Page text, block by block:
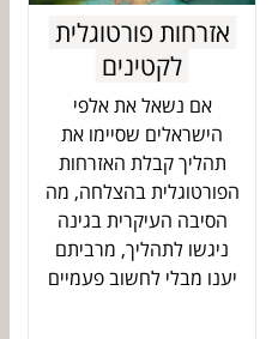
אזרחות פורטוגלית
לקטינים
אם נשאל את אלפי
הישראלים שסיימו את
תהליך קבלת האזרחות
הפורטוגלית בהצלחה, מה
הסיבה העיקרית בגינה
ניגשו לתהליך, מרביתם
יענו מבלי לחשוב פעמיים